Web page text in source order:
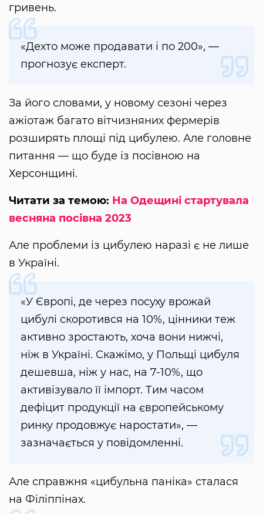
гривень.
«Дехто може продавати і по 200», —
прогнозує експерт.
За його словами, у новому сезоні через
ажіотаж багато вітчизняних фермерів
розширять площі під цибулею. Але головне
питання — що буде із посівною на
Херсонщині.
Читати за темою: На Одещині стартувала
весняна посівна 2023
Але проблеми із цибулею наразі є не лише
в Україні.
«У Європі, де через посуху врожай
цибулі скоротився на 10%, цінники теж
активно зростають, хоча вони нижчі,
ніж в Україні. Скажімо, у Польщі цибуля
дешевша, ніж у нас, на 7-10%, що
активізувало її імпорт. Тим часом
дефіцит продукції на європейському
ринку продовжує наростати», —
зазначається у повідомленні.
Але справжня «цибульна паніка» сталася
на Філіппінах.